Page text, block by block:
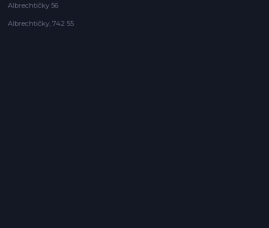
Albrechtičky 56
Albrechtičky, 742 55